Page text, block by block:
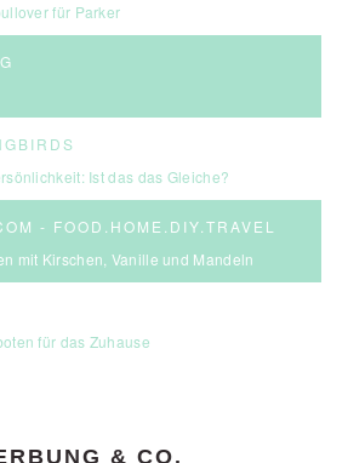
für Parker
Ist das das Gleiche?
- FOOD.HOME.DIY.TRAVEL
mit Kirschen, Vanille und Mandeln
für das Zuhause
& CO.